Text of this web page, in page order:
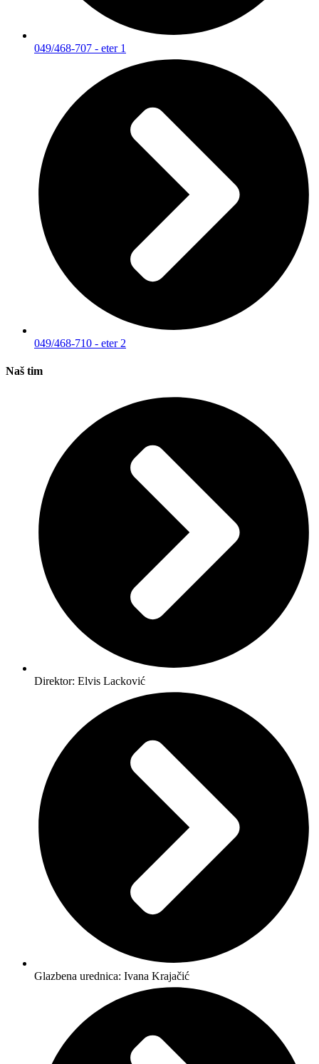
049/468-707 - eter 1
049/468-710 - eter 2
Naš tim
Direktor: Elvis Lacković
Glazbena urednica: Ivana Krajačić